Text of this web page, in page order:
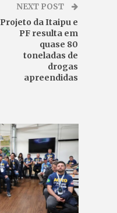
NEXT POST
Projeto da Itaipu e
PF resulta em
quase 80
toneladas de
drogas
apreendidas